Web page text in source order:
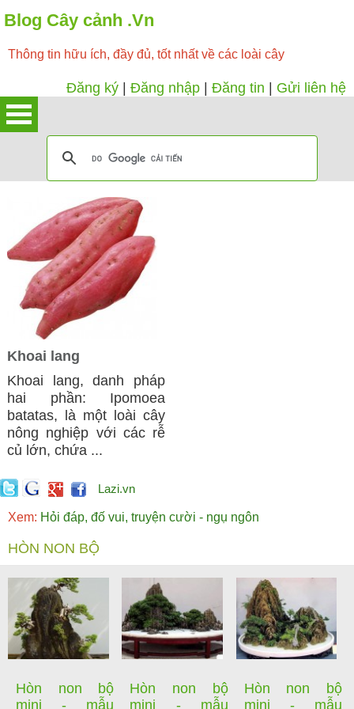
Blog Cây cảnh .Vn
Thông tin hữu ích, đầy đủ, tốt nhất về các loài cây
Đăng ký Đăng nhập Đăng tin Gửi liên hệ
Khoai lang
Khoai lang, danh pháp
hai phần: Ipomoea
batatas, là một loài cây
nông nghiệp với các rễ
củ lớn, chứa ...
Lazi.vn
Xem: Hỏi đáp, đố vui, truyện cười - ngụ ngôn
HÒN NON BỘ
Hòn non bộ
mini - mẫu
Hòn non bộ
mini - mẫu
Hòn non bộ
mini - mẫu